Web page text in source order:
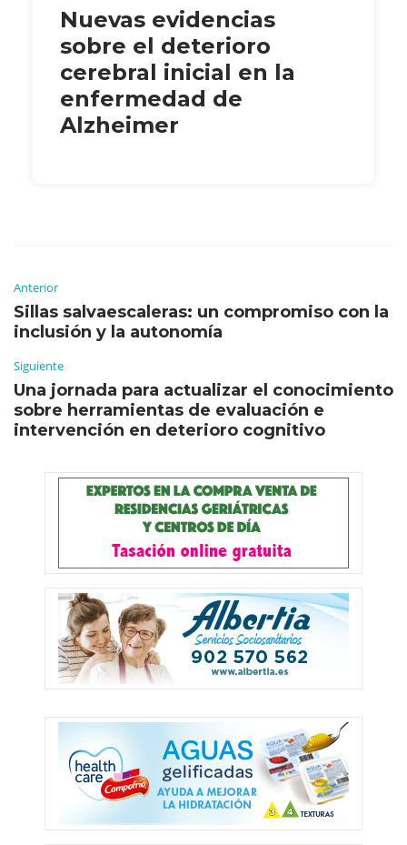
Nuevas evidencias
sobre el deterioro
cerebral inicial en la
enfermedad de
Alzheimer
Anterior
Sillas salvaescaleras: un compromiso con la
inclusión y la autonomía
Siguiente
Una jornada para actualizar el conocimiento
sobre herramientas de evaluación e
intervención en deterioro cognitivo